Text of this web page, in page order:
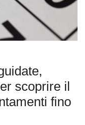
scoprire il
fino